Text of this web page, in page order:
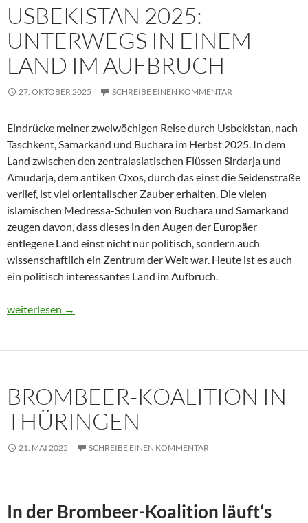
USBEKISTAN 2025:
UNTERWEGS IN EINEM
LAND IM AUFBRUCH
27. OKTOBER 2025 SCHREIBE EINEN KOMMENTAR
Eindrücke meiner zweiwöchigen Reise durch Usbekistan, nach
Taschkent, Samarkand und Buchara im Herbst 2025. In dem
Land zwischen den zentralasiatischen Flüssen Sirdarja und
Amudarja, dem antiken Oxos, durch das einst die Seidenstraße
verlief, ist viel orientalischer Zauber erhalten. Die vielen
islamischen Medressa-Schulen von Buchara und Samarkand
zeugen davon, dass dieses in den Augen der Europäer
entlegene Land einst nicht nur politisch, sondern auch
wissenschaftlich ein Zentrum der Welt war. Heute ist es auch
ein politisch interessantes Land im Aufbruch.
Usbekistan 2025: Unterwegs in einem Land im Aufbruch
weiterlesen →
BROMBEER-KOALITION IN
THÜRINGEN
21. MAI 2025 SCHREIBE EINEN KOMMENTAR
In der Brombeer-Koalition läuft‘s